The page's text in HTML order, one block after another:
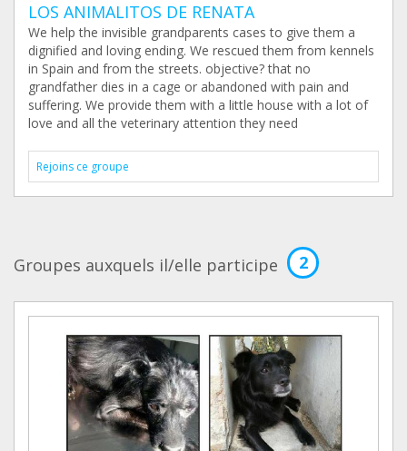
LOS ANIMALITOS DE RENATA
We help the invisible grandparents cases to give them a
dignified and loving ending. We rescued them from kennels
in Spain and from the streets. objective? that no
grandfather dies in a cage or abandoned with pain and
suffering. We provide them with a little house with a lot of
love and all the veterinary attention they need
Rejoins ce groupe
Groupes auxquels il/elle participe 2